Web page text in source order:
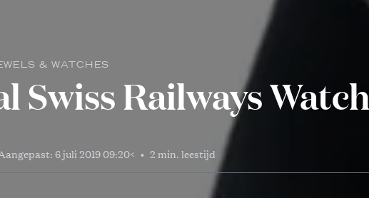
& WATCHES
Swiss Railways Watch
6 juli 2019 09:20< • 2 min. leestijd